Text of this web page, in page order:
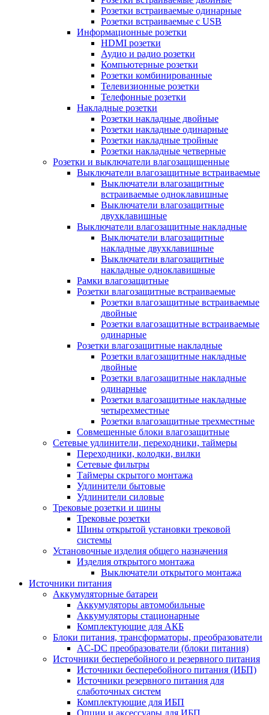
Розетки встраиваемые одинарные
Розетки встраиваемые с USB
Информационные розетки
HDMI розетки
Аудио и радио розетки
Компьютерные розетки
Розетки комбинированные
Телевизионные розетки
Телефонные розетки
Накладные розетки
Розетки накладные двойные
Розетки накладные одинарные
Розетки накладные тройные
Розетки накладные четверные
Розетки и выключатели влагозащищенные
Выключатели влагозащитные встраиваемые
Выключатели влагозащитные
встраиваемые одноклавишные
Выключатели влагозащитные
двухклавишные
Выключатели влагозащитные накладные
Выключатели влагозащитные
накладные двухклавишные
Выключатели влагозащитные
накладные одноклавишные
Рамки влагозащитные
Розетки влагозащитные встраиваемые
Розетки влагозащитные встраиваемые
двойные
Розетки влагозащитные встраиваемые
одинарные
Розетки влагозащитные накладные
Розетки влагозащитные накладные
двойные
Розетки влагозащитные накладные
одинарные
Розетки влагозащитные накладные
четырехместные
Розетки влагозащитные трехместные
Совмещенные блоки влагозащитные
Сетевые удлинители, переходники, таймеры
Переходники, колодки, вилки
Сетевые фильтры
Таймеры скрытого монтажа
Удлинители бытовые
Удлинители силовые
Трековые розетки и шины
Трековые розетки
Шины открытой установки трековой
системы
Установочные изделия общего назначения
Изделия открытого монтажа
Выключатели открытого монтажа
Источники питания
Аккумуляторные батареи
Аккумуляторы автомобильные
Аккумуляторы стационарные
Комплектующие для АКБ
Блоки питания, трансформаторы, преобразователи
AC-DC преобразователи (блоки питания)
Источники бесперебойного и резервного питания
Источники бесперебойного питания (ИБП)
Источники резервного питания для
слаботочных систем
Комплектующие для ИБП
Опции и аксессуары для ИБП